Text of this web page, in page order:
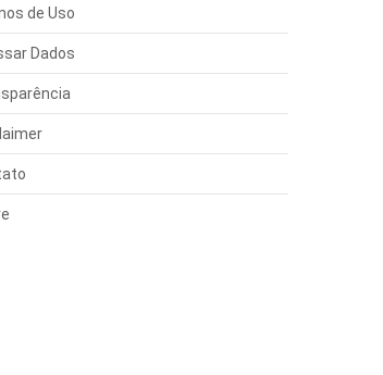
de Uso
Dados